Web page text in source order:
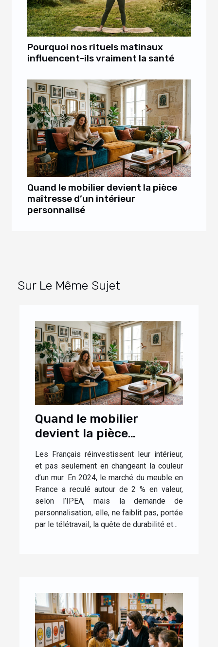
Pourquoi nos rituels matinaux
influencent-ils vraiment la santé
Quand le mobilier devient la pièce
maîtresse d’un intérieur
personnalisé
Sur Le Même Sujet
Quand le mobilier
devient la pièce
maîtresse d’un intérieur
personnalisé
Les Français réinvestissent leur intérieur,
et pas seulement en changeant la couleur
d’un mur. En 2024, le marché du meuble en
France a reculé autour de 2 % en valeur,
selon l’IPEA, mais la demande de
personnalisation, elle, ne faiblit pas, portée
par le télétravail, la quête de durabilité et...